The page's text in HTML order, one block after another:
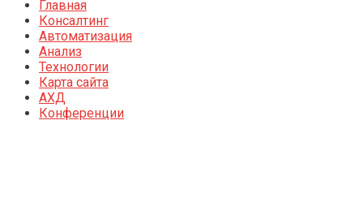
Главная
Консалтинг
Автоматизация
Анализ
Технологии
Карта сайта
АХД
Конференции